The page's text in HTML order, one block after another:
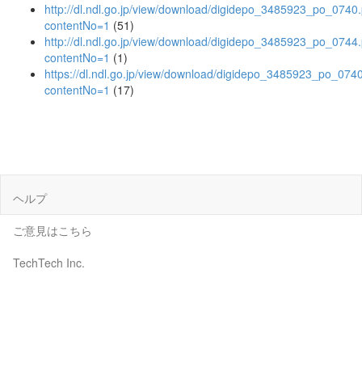
http://dl.ndl.go.jp/view/download/
contentNo=1 (51)
http://dl.ndl.go.jp/view/download/
contentNo=1 (1)
https://dl.ndl.go.jp/view/download/
contentNo=1 (17)
ヘルプ
ご意見はこちら
TechTech Inc.